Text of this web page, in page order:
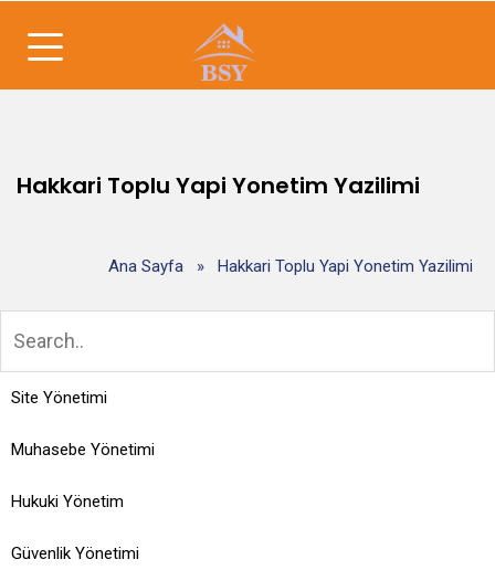
Hakkari Toplu Yapi Yonetim Yazilimi
Ana Sayfa » Hakkari Toplu Yapi Yonetim Yazilimi
Site Yönetimi
Muhasebe Yönetimi
Hukuki Yönetim
Güvenlik Yönetimi